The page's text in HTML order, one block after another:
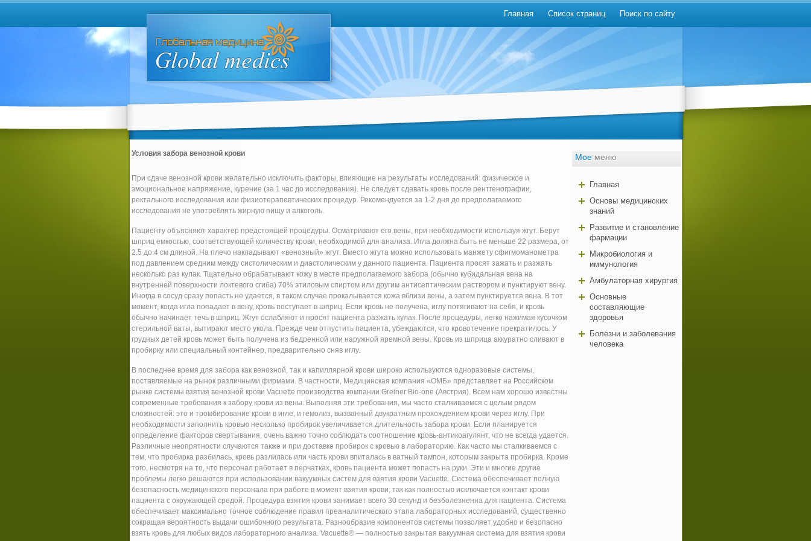
Поиск по сайту
Список страниц
Главная
Мое меню
Главная
Основы медицинских
знаний
Развитие и становление
фармации
Микробиология и
иммунология
Амбулаторная хирургия
Основные
составляющие
здоровья
Болезни и заболевания
человека
Условия забора венозной крови
При сдаче венозной крови желательно исключить факторы, влияющие на результаты исследований: физическое и
эмоциональное напряжение, курение (за 1 час до исследования). Не следует сдавать кровь после рентгенографии,
ректального исследования или физиотерапевтических процедур. Рекомендуется за 1-2 дня до предполагаемого
исследования не употреблять жирную пищу и алкоголь.
Пациенту объясняют характер предстоящей процедуры. Осматривают его вены, при необходимости используя жгут. Берут
шприц емкостью, соответствующей количеству крови, необходимой для анализа. Игла должна быть не меньше 22 размера, от
2.5 до 4 см длиной. На плечо накладывают «венозный» жгут. Вместо жгута можно использовать манжету сфигмоманометра
под давлением средним между систолическим и диастолическим у данного пациента. Пациента просят зажать и разжать
несколько раз кулак. Тщательно обрабатывают кожу в месте предполагаемого забора (обычно кубидальная вена на
внутренней поверхности локтевого сгиба) 70% этиловым спиртом или другим антисептическим раствором и пунктируют вену.
Иногда в сосуд сразу попасть не удается, в таком случае прокалывается кожа вблизи вены, а затем пунктируется вена. В тот
момент, когда игла попадает в вену, кровь поступает в шприц. Если кровь не получена, иглу потягивают на себя, и кровь
обычно начинает течь в шприц. Жгут ослабляют и просят пациента разжать кулак. После процедуры, легко нажимая кусочком
стерильной ваты, вытирают место укола. Прежде чем отпустить пациента, убеждаются, что кровотечение прекратилось. У
грудных детей кровь может быть получена из бедренной или наружной яремной вены. Кровь из шприца аккуратно сливают в
пробирку или специальный контейнер, предварительно сняв иглу.
В последнее время для забора как венозной, так и капиллярной крови широко используются одноразовые системы,
поставляемые на рынок различными фирмами. В частности, Медицинская компания «ОМБ» представляет на Российском
рынке системы взятия венозной крови Vacuette производства компании Greiner Bio-one (Австрия). Всем нам хорошо известны
современные требования к забору крови из вены. Выполняя эти требования, мы часто сталкиваемся с целым рядом
сложностей: это и тромбирование крови в игле, и гемолиз, вызванный двукратным прохождением крови через иглу. При
необходимости заполнить кровью несколько пробирок увеличивается длительность забора крови. Если планируется
определение факторов свертывания, очень важно точно соблюдать соотношение кровь-антикоагулянт, что не всегда удается.
Различные неопрятности случаются также и при доставке пробирок с кровью в лабораторию. Как часто мы сталкиваемся с
тем, что пробирка разбилась, кровь разлилась или часть крови впиталась в ватный тампон, которым закрыта пробирка. Кроме
того, несмотря на то, что персонал работает в перчатках, кровь пациента может попасть на руки. Эти и многие другие
проблемы легко решаются при использовании вакуумных систем для взятия крови Vacuette. Система обеспечивает полную
безопасность медицинского персонала при работе в момент взятия крови, так как полностью исключается контакт крови
пациента с окружающей средой. Процедура взятия крови занимает всего 30 секунд и безболезненна для пациента. Система
обеспечивает максимально точное соблюдение правил преаналитического этапа лабораторных исследований, существенно
сокращая вероятность выдачи ошибочного результата. Разнообразие компонентов системы позволяет удобно и безопасно
взять кровь для любых видов лабораторного анализа. Vacuette® — полностью закрытая вакуумная система для взятия крови